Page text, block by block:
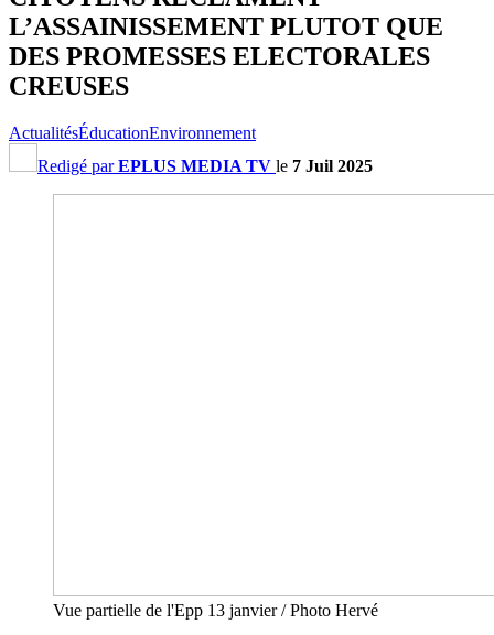
L’ASSAINISSEMENT PLUTOT QUE
DES PROMESSES ELECTORALES
CREUSES
ActualitésÉducationEnvironnement
Redigé parEPLUS MEDIA TV le 7 Juil 2025
Vue partielle de l'Epp 13 janvier / Photo Hervé